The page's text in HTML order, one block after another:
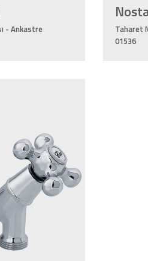
- Ankastre
Taharet
01536